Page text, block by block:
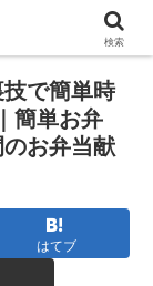
技で簡単時
簡単お弁
お弁当献
はてブ
検索